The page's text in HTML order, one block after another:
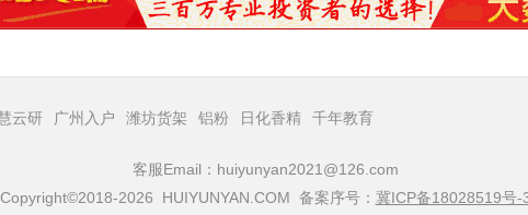
云研 广州入户 潍坊货架 铝粉 日化香精 千年教育
客服Email：huiyunyan2021@126.com
Copyright©2018-2026 HUIYUNYAN.COM 备案序号： 冀ICP备18028519号-